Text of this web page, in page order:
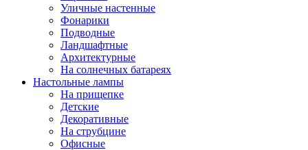
Уличные настенные
Фонарики
Подводные
Ландшафтные
Архитектурные
На солнечных батареях
Настольные лампы
На прищепке
Детские
Декоративные
На струбцине
Офисные